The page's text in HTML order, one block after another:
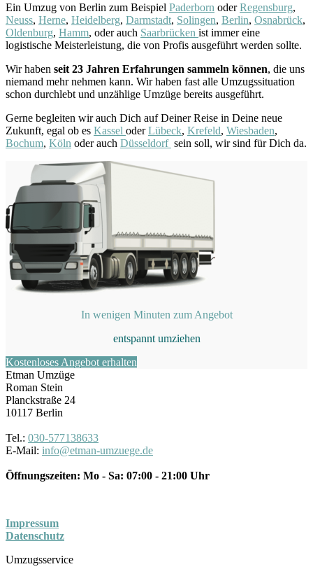
Ein Umzug von Berlin zum Beispiel Paderborn oderRegensburg,
Neuss, Herne, Heidelberg, Darmstadt, Solingen, Berlin, Osnabrück,
Oldenburg, Hamm, oder auch Saarbrücken ist immer eine
logistische Meisterleistung, die von Profis ausgeführt werden sollte.
Wir haben seit 23 Jahren Erfahrungen sammeln können, die uns
niemand mehr nehmen kann. Wir haben fast alle Umzugssituation
schon durchlebt und unzählige Umzüge bereits ausgeführt.
Gerne begleiten wir auch Dich auf Deiner Reise in Deine neue
Zukunft, egal ob es Kassel oderLübeck, Krefeld, Wiesbaden,
Bochum, Köln oder auch Düsseldorf sein soll, wir sind für Dich da.
In wenigen Minuten zum Angebot
entspannt umziehen
Kostenloses Angebot erhalten
Etman Umzüge
Roman Stein
Planckstraße 24
10117 Berlin
Tel.: 030-577138633
E-Mail: info@etman-umzuege.de
Öffnungszeiten: Mo - Sa: 07:00 - 21:00 Uhr
Impressum
Datenschutz
Umzugsservice